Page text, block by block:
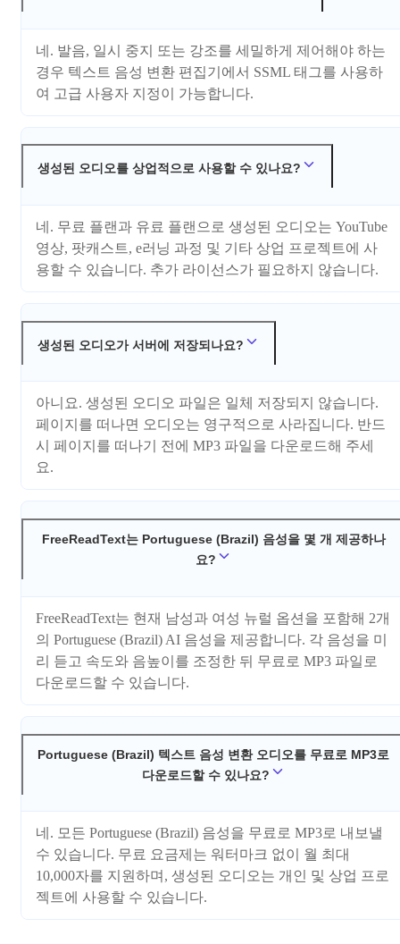
네. 발음, 일시 중지 또는 강조를 세밀하게 제어해야 하는
경우 텍스트 음성 변환 편집기에서 SSML 태그를 사용하
여 고급 사용자 지정이 가능합니다.
생성된 오디오를 상업적으로 사용할 수 있나요?
네. 무료 플랜과 유료 플랜으로 생성된 오디오는 YouTube
영상, 팟캐스트, e러닝 과정 및 기타 상업 프로젝트에 사
용할 수 있습니다. 추가 라이선스가 필요하지 않습니다.
생성된 오디오가 서버에 저장되나요?
아니요. 생성된 오디오 파일은 일체 저장되지 않습니다.
페이지를 떠나면 오디오는 영구적으로 사라집니다. 반드
시 페이지를 떠나기 전에 MP3 파일을 다운로드해 주세
요.
FreeReadText는 Portuguese (Brazil) 음성을 몇 개 제공하나
요?
FreeReadText는 현재 남성과 여성 뉴럴 옵션을 포함해 2개
의 Portuguese (Brazil) AI 음성을 제공합니다. 각 음성을 미
리 듣고 속도와 음높이를 조정한 뒤 무료로 MP3 파일로
다운로드할 수 있습니다.
Portuguese (Brazil) 텍스트 음성 변환 오디오를 무료로 MP3로
다운로드할 수 있나요?
네. 모든 Portuguese (Brazil) 음성을 무료로 MP3로 내보낼
수 있습니다. 무료 요금제는 워터마크 없이 월 최대
10,000자를 지원하며, 생성된 오디오는 개인 및 상업 프로
젝트에 사용할 수 있습니다.